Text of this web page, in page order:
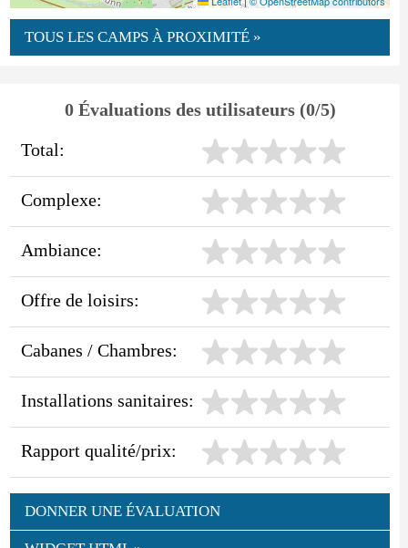
TOUS LES CAMPS À PROXIMITÉ »
0 Évaluations des utilisateurs (0/5)
Total:
Complexe:
Ambiance:
Offre de loisirs:
Cabanes / Chambres:
Installations sanitaires:
Rapport qualité/prix:
DONNER UNE ÉVALUATION